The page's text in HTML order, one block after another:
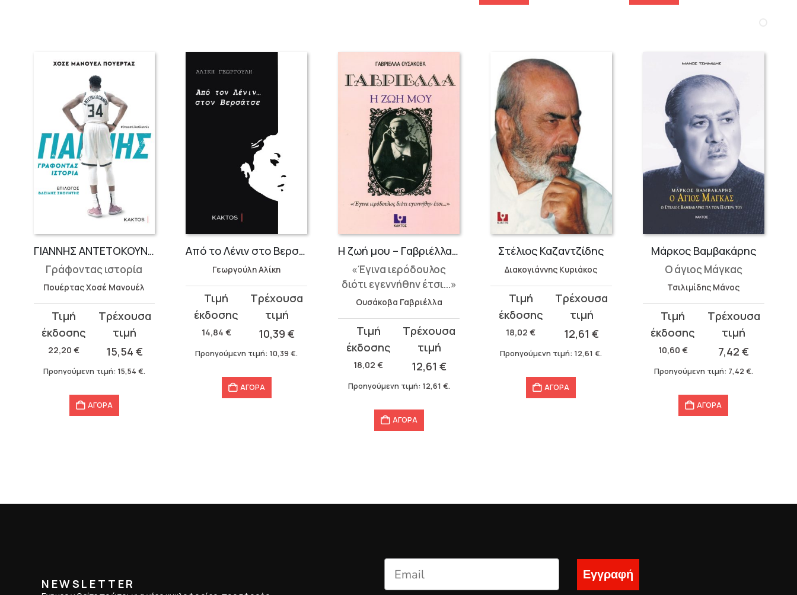
ΓΙΑΝΝΗΣ ΑΝΤΕΤΟΚΟΥΝΜΠΟ
Γράφοντας ιστορία
Πουέρτας Χοσέ Μανουέλ
22,20€
Original
price
was:
22,20 €.
15,54€
τρέχουσα
τιμή
είναι:
Προηγούμενη τιμή: 15,54 €.
ΑΓΟΡΑ
Από το Λένιν στο Βερσάτσε
Γεωργούλη Αλίκη
14,84 €
Original
price
was:
14,84 €.
10,39€
τρέχουσα
τιμή
είναι:
Προηγούμενη τιμή: 10,39€.
ΑΓΟΡΑ
Η ζωή μου – Γαβριέλλα Ουσάκοβα
«Έγινα ιερόδουλος
διότι εγεννήθην έτσι...»
Ουσάκοβα Γαβριέλλα
18,02€
Original
price
was:
18,02 €.
12,61€
τρέχουσα
τιμή
είναι:
Προηγούμενη τιμή: 12,61 €.
ΑΓΟΡΑ
Στέλιος Καζαντζίδης
Διακογιάννης Κυριάκος
18,02€
Original
price
was:
18,02 €.
12,61€
τρέχουσα
τιμή
είναι:
Προηγούμενη τιμή: 12,61€.
ΑΓΟΡΑ
Μάρκος Βαμβακάρης
Ο άγιος Μάγκας
Τσιλιμίδης Μάνος
10,60 €
Original
price
was:
10,60 €.
7,42€
τρέχουσα
τιμή
είναι:
Προηγούμενη τιμή: 7,42 €.
ΑΓΟΡΑ
NEWSLETTER
Εγγραφή